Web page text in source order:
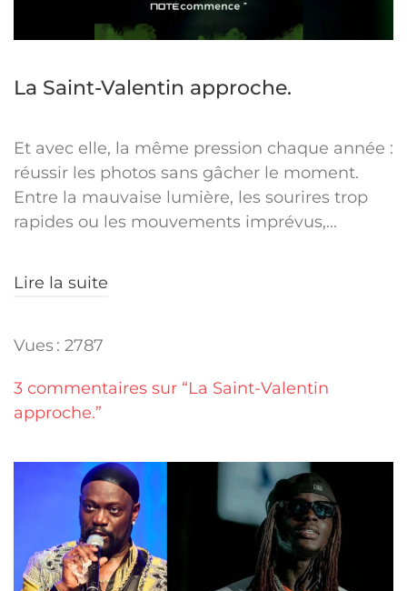
La Saint-Valentin approche.
Et avec elle, la même pression chaque année :
réussir les photos sans gâcher le moment.
Entre la mauvaise lumière, les sourires trop
rapides ou les mouvements imprévus,...
Lire la suite
Vues : 2787
3 commentaires sur “La Saint-Valentin
approche.”